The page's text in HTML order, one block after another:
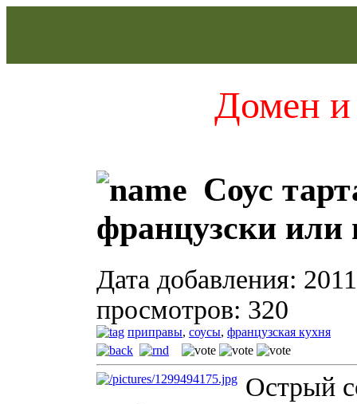
Домен и
Соус
французски или
Дата добавления:
просмотров: 320
приправы, соусы, французская кухня
Острый